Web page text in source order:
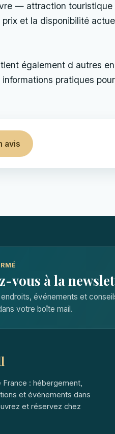
— attraction touristique
prix et la disponibilité
également d autres
pratiques
avis
vous à la
endroits, événements et
votre boîte mail.
France : hébergement,
et événements dans
et réservez chez